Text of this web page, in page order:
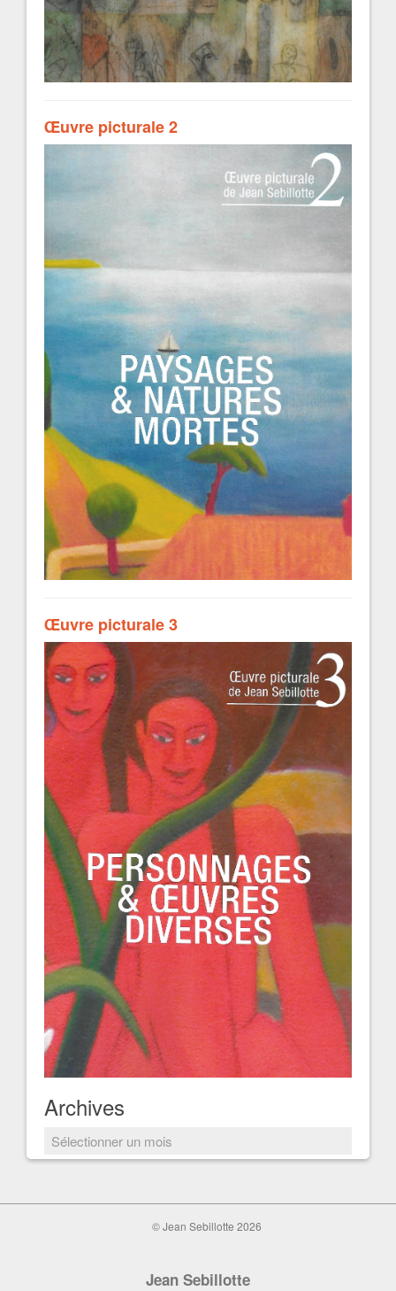
Œuvre picturale 2
Œuvre picturale 3
Archives
Archives
© Jean Sebillotte 2026
Jean Sebillotte